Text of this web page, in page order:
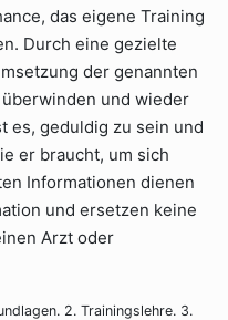
das eigene Training
Durch eine gezielte
der genannten
und wieder
es, geduldig zu sein und
er braucht, um sich
Informationen dienen
und ersetzen keine
Arzt oder
2. Trainingslehre. 3.